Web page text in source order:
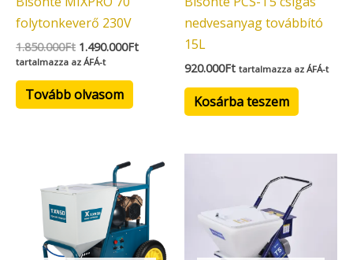
folytonkeverő 230V
1.850.000Ft 1.490.000Ft
tartalmazza az ÁFÁ-t
Tovább olvasom
nedvesanyag továbbító
15L
920.000Ft tartalmazza az ÁFÁ-t
Kosárba teszem